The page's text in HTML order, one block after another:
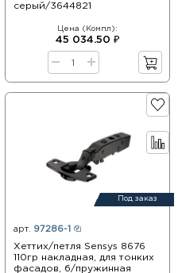
серый/3644821
Цена (Компл):
45 034.50 ₽
Под заказ
арт. 97286-1
Хеттих/петля Sensys 8676
110гр накладная, для тонких
фасадов, б/пружинная